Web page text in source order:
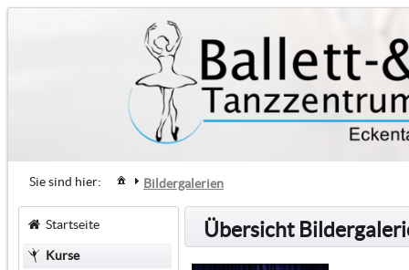
Sie sind hier: Bildergalerien
Startseite
Kurse
Übersicht